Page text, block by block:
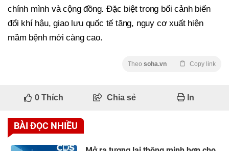
chính mình và cộng đồng. Đặc biệt trong bối cảnh biến
đổi khí hậu, giao lưu quốc tế tăng, nguy cơ xuất hiện
mầm bệnh mới càng cao.
Theo soha.vn Copy link
0Thích Chia sẻ In
BÀI ĐỌC NHIỀU